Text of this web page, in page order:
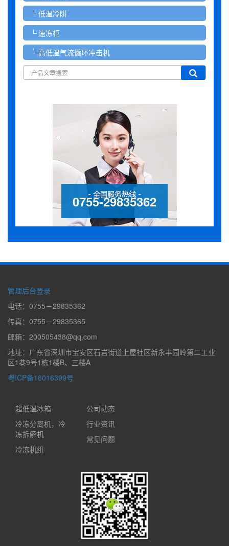
低温冷阱
速冻柜
高低温气流循环冲击机
0755-29835362
管理后台登录
电话：0755－29835362
传真：0755－29835365
邮箱：200505438@qq.com
地址：广东省深圳市宝安区石岩街道上屋社区新永丰园岭第二工业
区1巷9号1栋1楼B、三楼A
粤ICP备16016399号
超低温冰箱
冷冻分离机，冷
冻拆解机
冷冻机组
公司动态
行业资讯
常见问题